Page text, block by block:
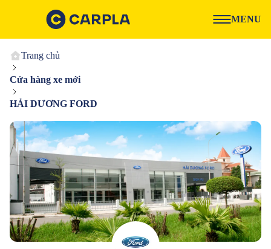
MENU
Trang chủ
Cửa hàng xe mới
HẢI DƯƠNG FORD